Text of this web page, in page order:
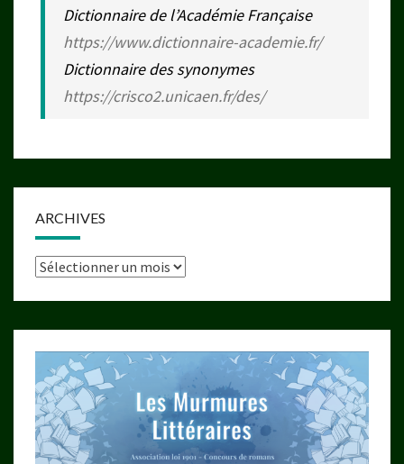
Dictionnaire de l’Académie Française
https://www.dictionnaire-academie.fr/
Dictionnaire des synonymes
https://crisco2.unicaen.fr/des/
ARCHIVES
Archives